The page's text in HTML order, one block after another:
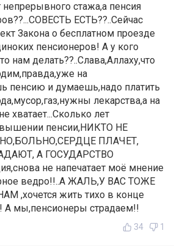
непрерывного стажа,а пенсия
ЕСТЬ??..Сейчас
Закона о бесплатном проезде
пенсионеров! А у кого
нам делать??..Слава,Аллаху,что
на
пенсию и думаешь,надо платить
лекарства,а на
хватает...Сколько лет
пенсии,НИКТО НЕ
ПЛАЧЕТ,
А ГОСУДАРСТВО
не напечатает моё мнение
ведро!!..А ЖАЛЬ,У ВАС ТОЖЕ
,хочется жить тихо в конце
А мы,пенсионеры страдаем!!
34 1